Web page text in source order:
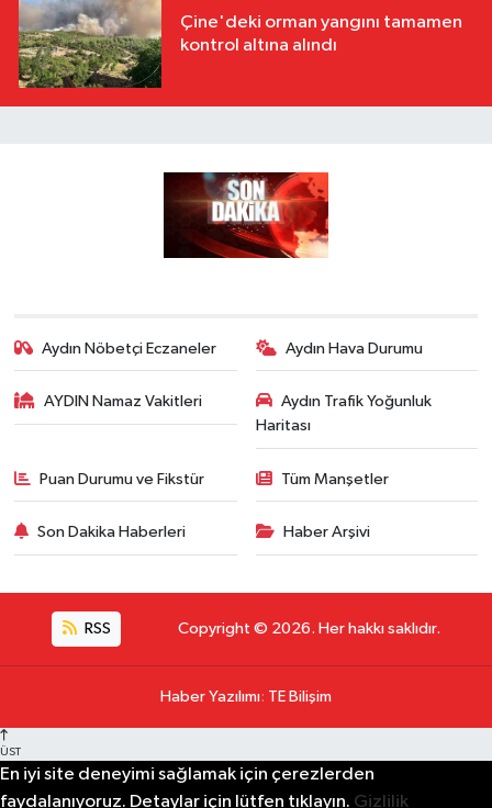
Çine'deki orman yangını tamamen
kontrol altına alındı
Aydın Nöbetçi Eczaneler Aydın Hava Durumu
AYDIN Namaz Vakitleri
Aydın Trafik Yoğunluk
Haritası
Puan Durumu ve Fikstür Tüm Manşetler
Son Dakika Haberleri Haber Arşivi
RSS Copyright © 2026. Her hakkı saklıdır.
Haber Yazılımı: TE Bilişim
ÜST
En iyi site deneyimi sağlamak için çerezlerden
faydalanıyoruz. Detaylar için lütfen tıklayın. Gizlilik